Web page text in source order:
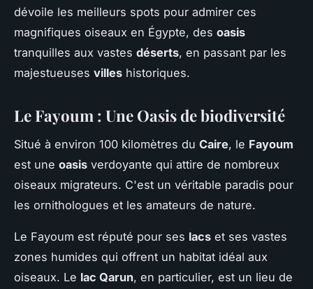
dévoile les meilleurs spots pour admirer ces
magnifiques oiseaux en Égypte, des oasis
tranquilles aux vastes déserts, en passant par les
majestueuses villes historiques.
Le Fayoum : Une Oasis de biodiversité
Situé à environ 100 kilomètres du Caire, le Fayoum
est une oasis verdoyante qui attire de nombreux
oiseaux migrateurs. C'est un véritable paradis pour
les ornithologues et les amateurs de nature.
Le Fayoum est réputé pour ses lacs et ses vastes
zones humides qui offrent un habitat idéal aux
oiseaux. Le lac Qarun, en particulier, est un lieu de